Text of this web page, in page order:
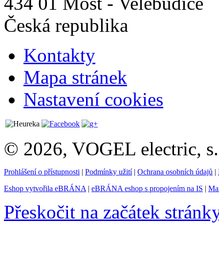
Česká republika
Kontakty
Mapa stránek
Nastavení cookies
© 2026, VOGEL electric,
Prohlášení o přístupnosti | Podmínky užití| Ochrana osobních údajů |
Eshop vytvořila eBRÁNA| eBRÁNA eshop s propojením na IS |
Přeskočit na začátek